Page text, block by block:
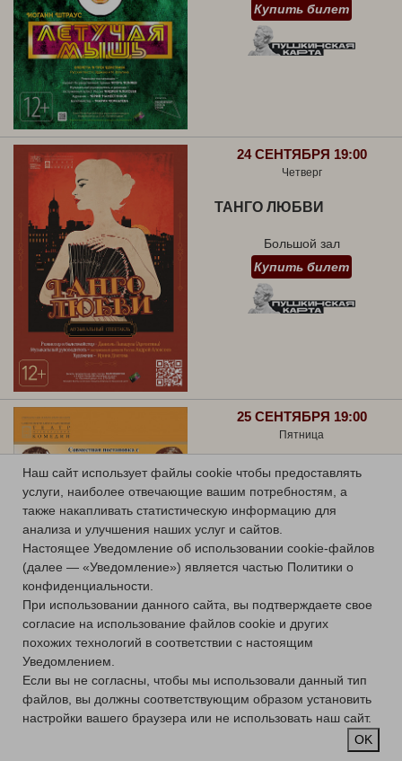
Наш сайт использует файлы cookie чтобы предоставлять
услуги, наиболее отвечающие вашим потребностям, а
также накапливать статистическую информацию для
анализа и улучшения наших услуг и сайтов.
Настоящее Уведомление об использовании cookie-файлов
(далее — «Уведомление») является частью Политики о
конфиденциальности.
При использовании данного сайта, вы подтверждаете свое
согласие на использование файлов cookie и других
похожих технологий в соответствии с настоящим
Уведомлением.
Если вы не согласны, чтобы мы использовали данный тип
файлов, вы должны соответствующим образом установить
настройки вашего браузера или не использовать наш сайт.
OK
Купить билет
24 СЕНТЯБРЯ 19:00
Четверг
ТАНГО ЛЮБВИ
Большой зал
Купить билет
25 СЕНТЯБРЯ 19:00
Пятница
ГРАФИНЯ МАРИЦА
Купить билет
26 СЕНТЯБРЯ 19:00
Суббота
ПРЕМЬЕРА!